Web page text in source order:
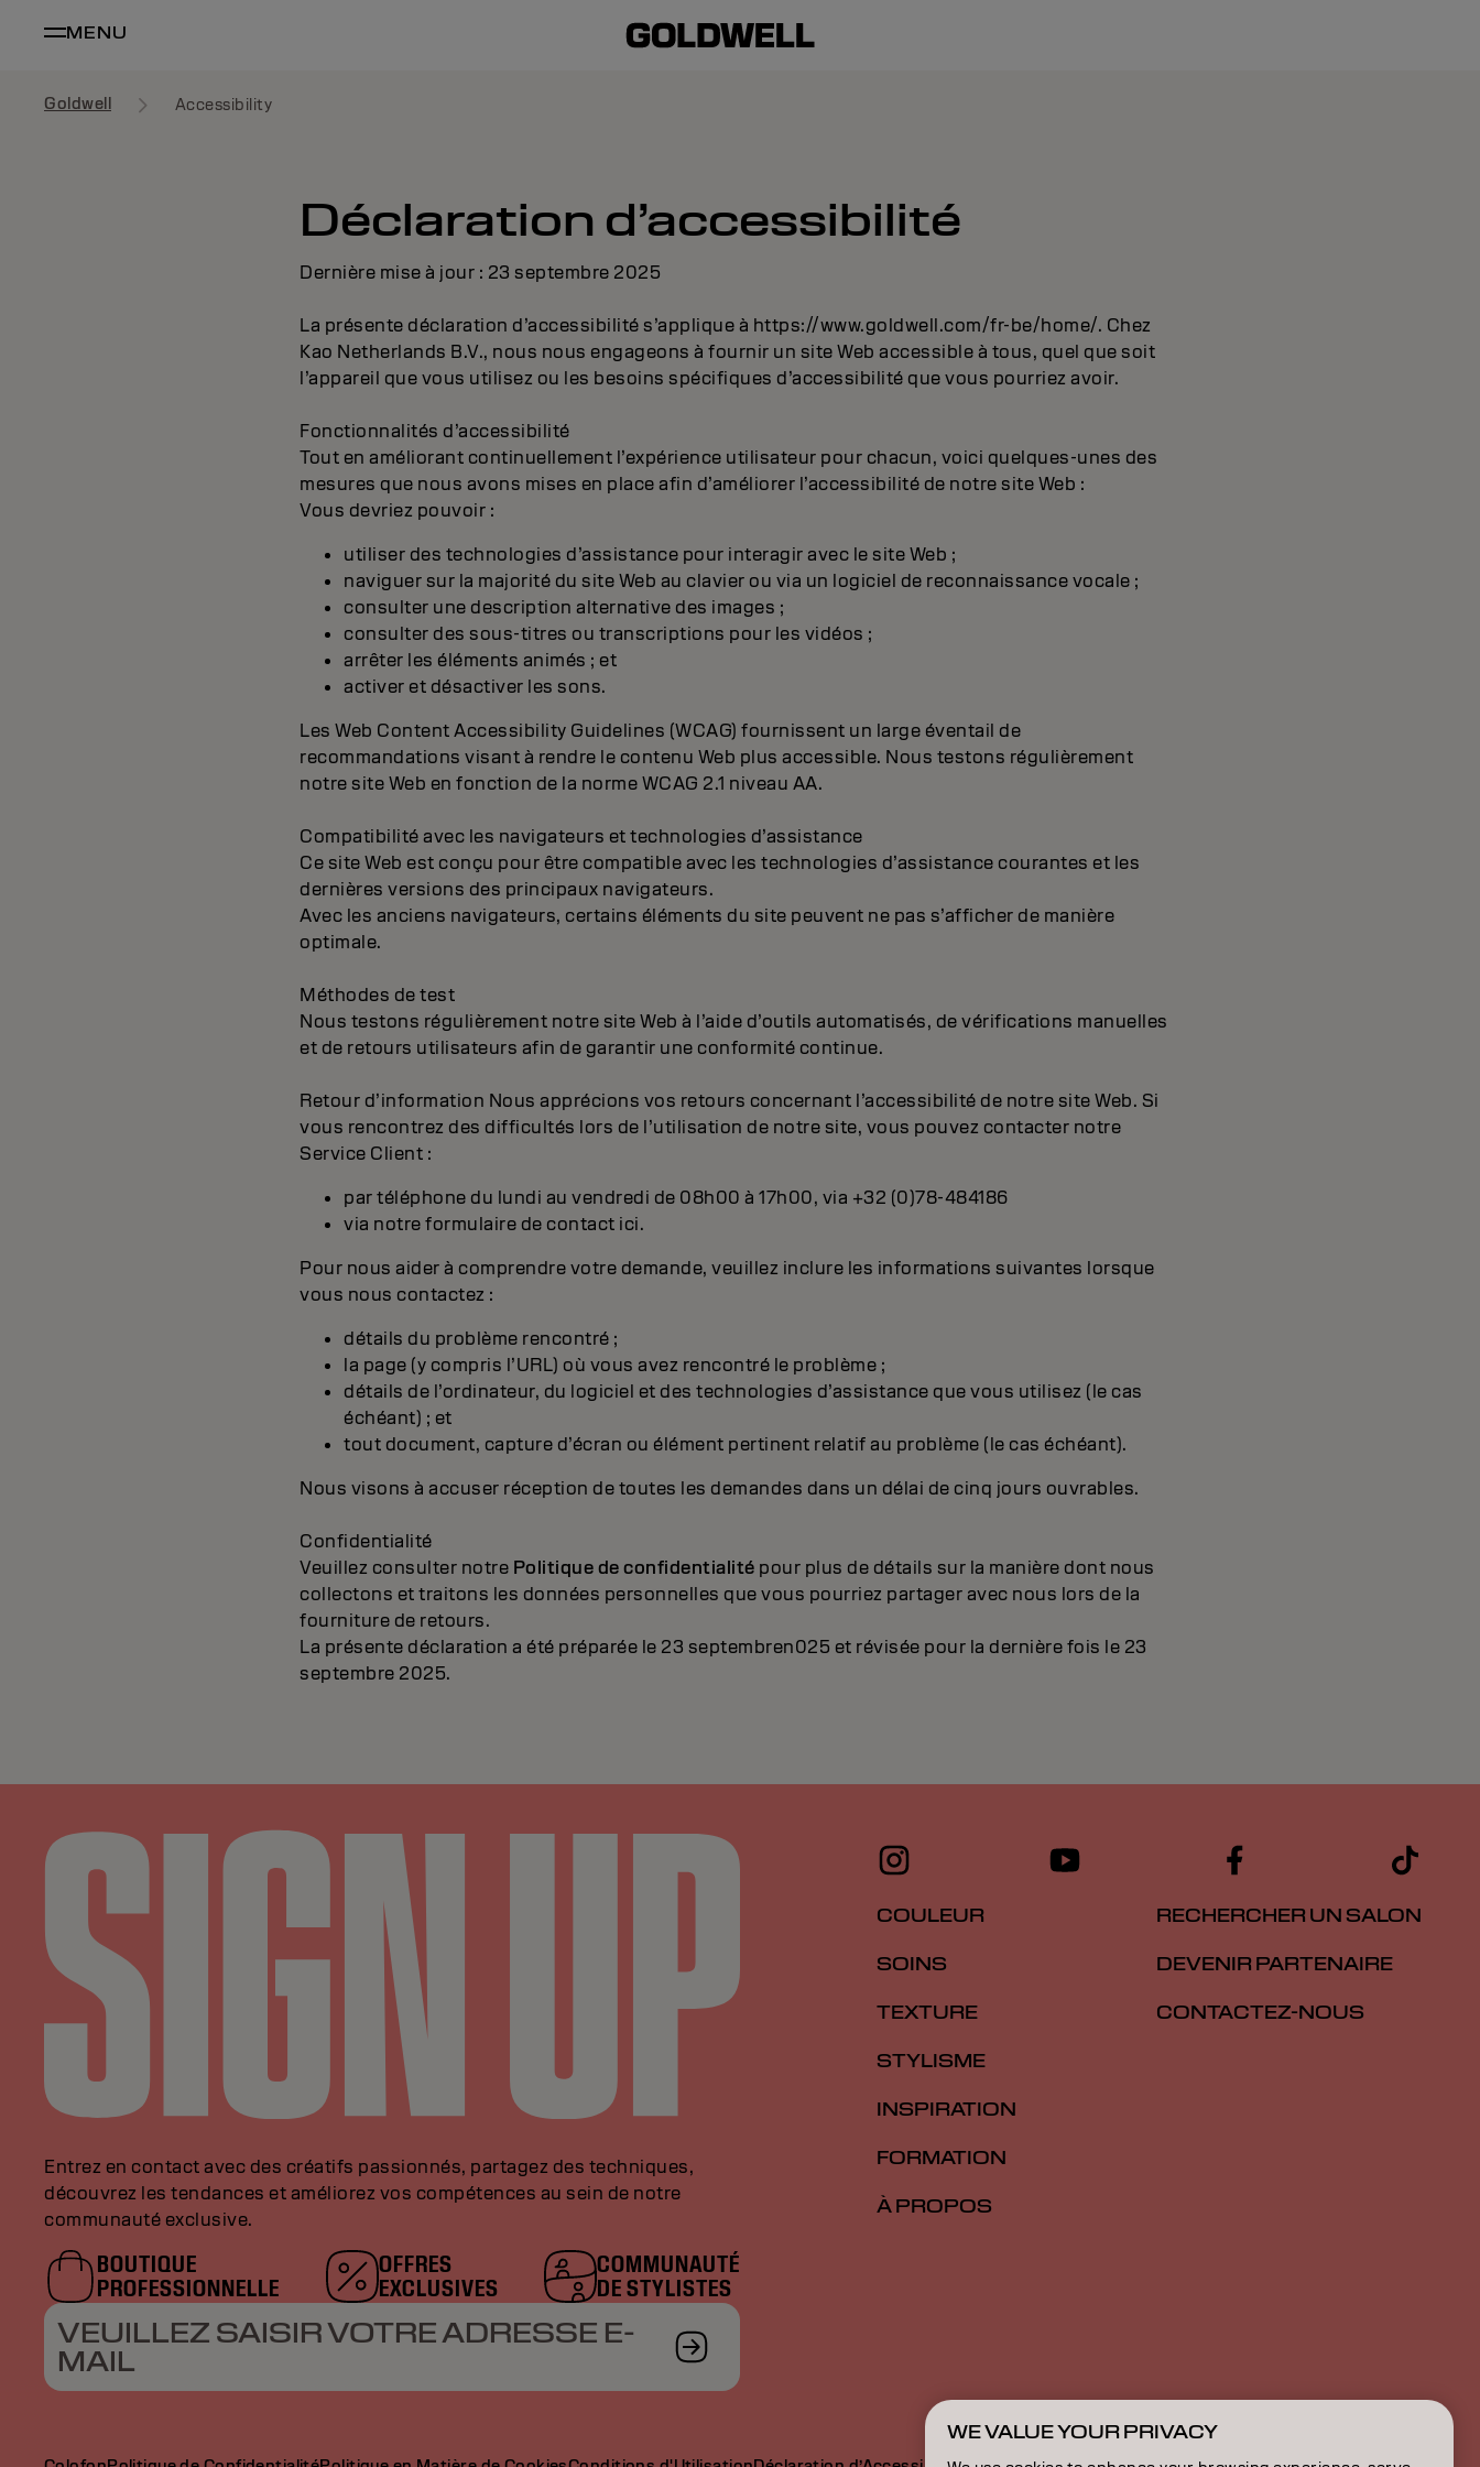
MENU
Goldwell Accessibility
Déclaration d’accessibilité
Dernière mise à jour : 23 septembre 2025
La présente déclaration d’accessibilité s’applique à https://www.goldwell.com/fr-be/home/. Chez
Kao Netherlands B.V., nous nous engageons à fournir un site Web accessible à tous, quel que soit
l’appareil que vous utilisez ou les besoins spécifiques d’accessibilité que vous pourriez avoir.
Fonctionnalités d’accessibilité
Tout en améliorant continuellement l’expérience utilisateur pour chacun, voici quelques-unes des
mesures que nous avons mises en place afin d’améliorer l’accessibilité de notre site Web :
Vous devriez pouvoir :
utiliser des technologies d’assistance pour interagir avec le site Web ;
naviguer sur la majorité du site Web au clavier ou via un logiciel de reconnaissance vocale ;
consulter une description alternative des images ;
consulter des sous-titres ou transcriptions pour les vidéos ;
arrêter les éléments animés ; et
activer et désactiver les sons.
Les Web Content Accessibility Guidelines (WCAG) fournissent un large éventail de
recommandations visant à rendre le contenu Web plus accessible. Nous testons régulièrement
notre site Web en fonction de la norme WCAG 2.1 niveau AA.
Compatibilité avec les navigateurs et technologies d’assistance
Ce site Web est conçu pour être compatible avec les technologies d’assistance courantes et les
dernières versions des principaux navigateurs.
Avec les anciens navigateurs, certains éléments du site peuvent ne pas s’afficher de manière
optimale.
Méthodes de test
Nous testons régulièrement notre site Web à l’aide d’outils automatisés, de vérifications manuelles
et de retours utilisateurs afin de garantir une conformité continue.
Retour d’information Nous apprécions vos retours concernant l’accessibilité de notre site Web. Si
vous rencontrez des difficultés lors de l’utilisation de notre site, vous pouvez contacter notre
Service Client :
par téléphone du lundi au vendredi de 08h00 à 17h00, via +32 (0)78-484186
via notre formulaire de contact ici.
Pour nous aider à comprendre votre demande, veuillez inclure les informations suivantes lorsque
vous nous contactez :
détails du problème rencontré ;
la page (y compris l’URL) où vous avez rencontré le problème ;
détails de l’ordinateur, du logiciel et des technologies d’assistance que vous utilisez (le cas
échéant) ; et
tout document, capture d’écran ou élément pertinent relatif au problème (le cas échéant).
Nous visons à accuser réception de toutes les demandes dans un délai de cinq jours ouvrables.
Confidentialité
Veuillez consulter notre Politique de confidentialité pour plus de détails sur la manière dont nous
collectons et traitons les données personnelles que vous pourriez partager avec nous lors de la
fourniture de retours.
La présente déclaration a été préparée le 23 septembren025 et révisée pour la dernière fois le 23
septembre 2025.
Entrez en contact avec des créatifs passionnés, partagez des techniques,
découvrez les tendances et améliorez vos compétences au sein de notre
communauté exclusive.
BOUTIQUE
PROFESSIONNELLE
OFFRES
EXCLUSIVES
COMMUNAUTÉ
DE STYLISTES
VEUILLEZ SAISIR VOTRE ADRESSE E-
MAIL
COULEUR
SOINS
TEXTURE
STYLISME
INSPIRATION
FORMATION
À PROPOS
RECHERCHER UN SALON
DEVENIR PARTENAIRE
CONTACTEZ-NOUS
WE VALUE YOUR PRIVACY